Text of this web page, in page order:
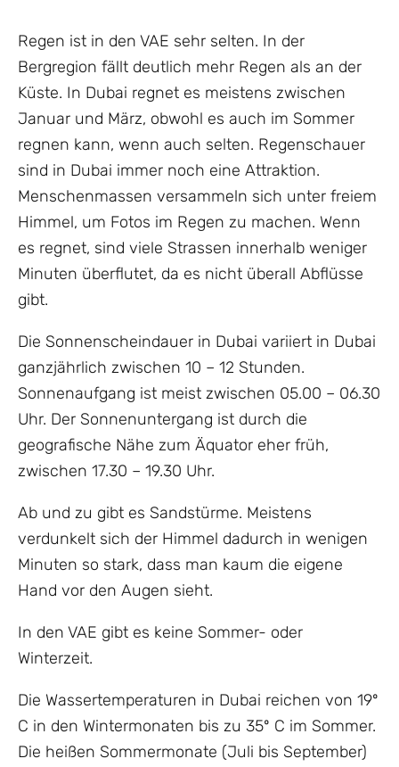
Regen ist in den VAE sehr selten. In der
Bergregion fällt deutlich mehr Regen als an der
Küste. In Dubai regnet es meistens zwischen
Januar und März, obwohl es auch im Sommer
regnen kann, wenn auch selten. Regenschauer
sind in Dubai immer noch eine Attraktion.
Menschenmassen versammeln sich unter freiem
Himmel, um Fotos im Regen zu machen. Wenn
es regnet, sind viele Strassen innerhalb weniger
Minuten überflutet, da es nicht überall Abflüsse
gibt.
Die Sonnenscheindauer in Dubai variiert in Dubai
ganzjährlich zwischen 10 – 12 Stunden.
Sonnenaufgang ist meist zwischen 05.00 – 06.30
Uhr. Der Sonnenuntergang ist durch die
geografische Nähe zum Äquator eher früh,
zwischen 17.30 – 19.30 Uhr.
Ab und zu gibt es Sandstürme. Meistens
verdunkelt sich der Himmel dadurch in wenigen
Minuten so stark, dass man kaum die eigene
Hand vor den Augen sieht.
In den VAE gibt es keine Sommer- oder
Winterzeit.
Die Wassertemperaturen in Dubai reichen von 19º
C in den Wintermonaten bis zu 35º C im Sommer.
Die heißen Sommermonate (Juli bis September)